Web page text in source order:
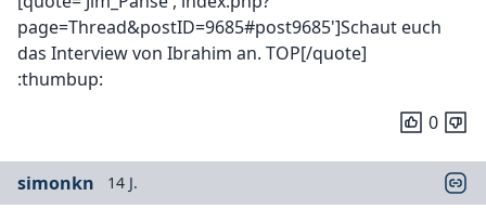
page=Thread&postID=9685#post9685']Schaut euch
das Interview von Ibrahim an. TOP[/quote]
:thumbup:
0
simonkn 14 J.